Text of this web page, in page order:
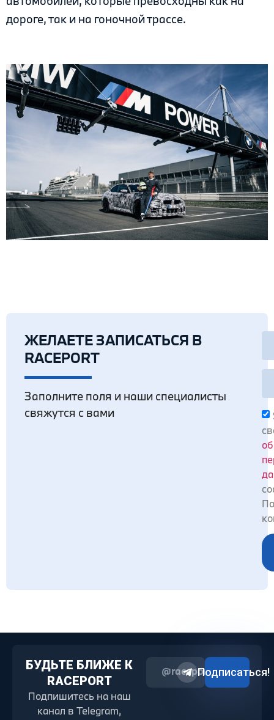
дороге, так и на гоночной трассе.
ЖЕЛАЕТЕ ЗАПИСАТЬСЯ В
RACEPORT
Заполните поля и наши специалисты
свяжутся с вами
БУДЬТЕ БЛИЖЕ К
RACEPORT
Подпишитесь на наш
канал в Telegram,
@raceport2022
Подписаться!